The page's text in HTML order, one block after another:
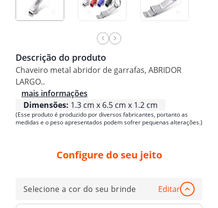
Descrição do produto
Chaveiro metal abridor de garrafas, ABRIDOR
LARGO..
mais informações
Dimensões: 1.3 cm x 6.5 cm x 1.2 cm
(Esse produto é produzido por diversos fabricantes, portanto as
medidas e o peso apresentados podem sofrer pequenas alterações.)
Configure do seu jeito
Selecione a cor do seu brinde Editar